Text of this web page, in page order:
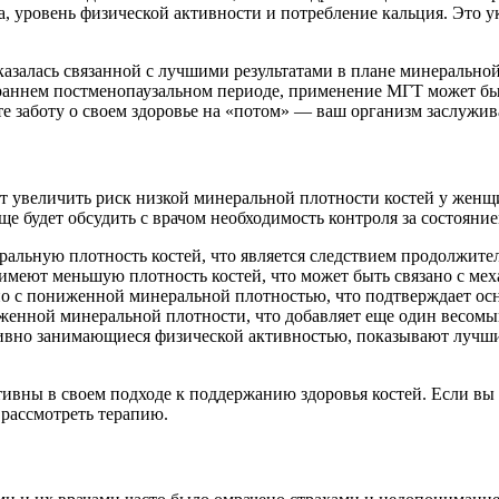
уровень физической активности и потребление кальция.
связанной с лучшими результатами в плане
постменопаузальном периоде, применение МГТ может
заботу о своем здоровье на «потом» — ваш организм
увеличить риск низкой минеральной плотности костей у
обсудить с врачом необходимость контроля за
плотность костей, что является следствием
меньшую плотность костей, что может быть связано с
с пониженной минеральной плотностью, что подтверждает
минеральной плотности, что добавляет еще один
занимающиеся физической активностью, показывают
в своем подходе к поддержанию здоровья костей. Если вы
терапию.